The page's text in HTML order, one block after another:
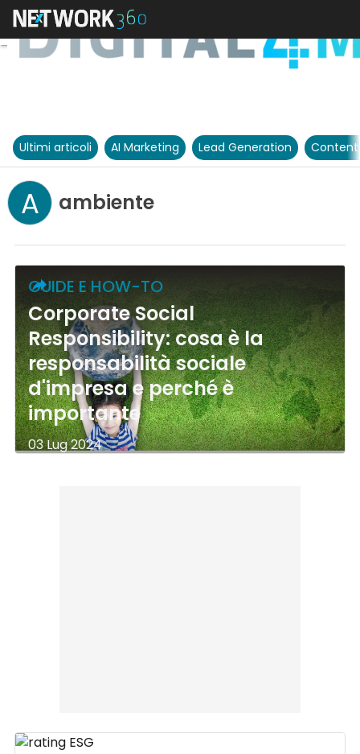
Ultimi articoli AI Marketing Lead Generation
A ambiente
GUIDE E HOW-TO
Corporate Social
Responsibility: cosa è la
responsabilità sociale
d'impresa e perché è
importante
03 Lug 2024